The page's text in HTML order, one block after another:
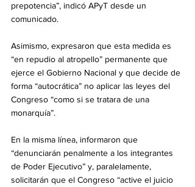
prepotencia”, indicó APyT desde un
comunicado.
Asimismo, expresaron que esta medida es
“en repudio al atropello” permanente que
ejerce el Gobierno Nacional y que decide de
forma “autocrática” no aplicar las leyes del
Congreso “como si se tratara de una
monarquía”.
En la misma línea, informaron que
“denunciarán penalmente a los integrantes
de Poder Ejecutivo” y, paralelamente,
solicitarán que el Congreso “active el juicio